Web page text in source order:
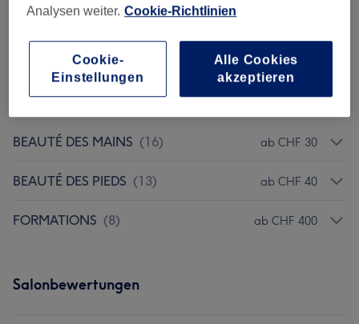
Manucure Russe
30 Min.Details anzeigen
CHF 40
Alle Services
BEAUTÉ DES MAINS (16) ab CHF 30
BEAUTÉ DES PIEDS (13) ab CHF 40
FORMATIONS (8) ab CHF 400
Salonbewertungen
Analysen weiter. Cookie-Richtlinien
Alle Cookies
akzeptieren
Cookie-
Einstellungen